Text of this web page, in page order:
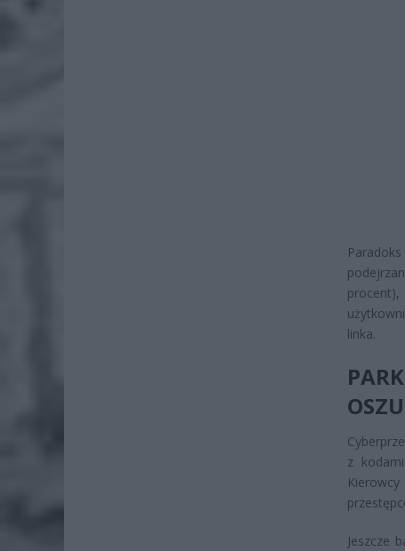
linka.
z
Jeszcze